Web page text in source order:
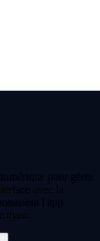
pour gérer,
avec la
l'app
main.